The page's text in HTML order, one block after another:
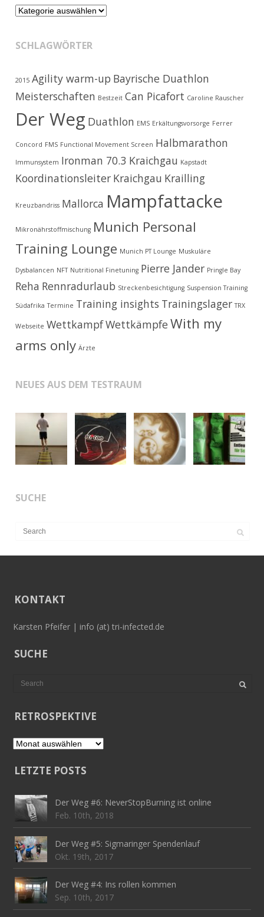
Kategorien
SCHLAGWÖRTER
2015 Agility warm-up Bayrische Duathlon
Meisterschaften Bestzeit Can Picafort Caroline Rauscher
Der Weg Duathlon EMS Erkältungsvorsorge Ferrer
Concord FMS Functional Movement Screen Halbmarathon
Immunsystem Ironman 70.3 Kraichgau Kapstadt
Koordinationsleiter Kraichgau Krailling
Kreuzbandriss Mallorca Mampfattacke
Mikronährstoffmischung Munich Personal
Training Lounge Munich PT Lounge Muskuläre
Dysbalancen NFT Nutritional Finetuning Pierre Jander Pringle Bay
Reha Rennradurlaub Streckenbesichtigung Suspension Training
Südafrika Termine Training insights Trainingslager TRX
Webseite WettkampfWettkämpfeWith my
arms only Ärzte
NEUES AUS DEM TESTRAUM
SUCHE
KONTAKT
Karsten Pfeifer | info (at) tri-infected.de
SUCHE
RETROSPEKTIVE
Retrospektive
LETZTE POSTS
Der Weg #6: NeverStopBurning ist online
Feb. 10th, 2018
Der Weg #5: Sigmaringer Spendenlauf
Okt. 19th, 2017
Der Weg #4: Ins rollen kommen
Sep. 10th, 2017